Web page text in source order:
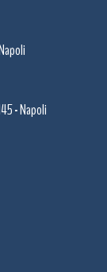
- Napoli